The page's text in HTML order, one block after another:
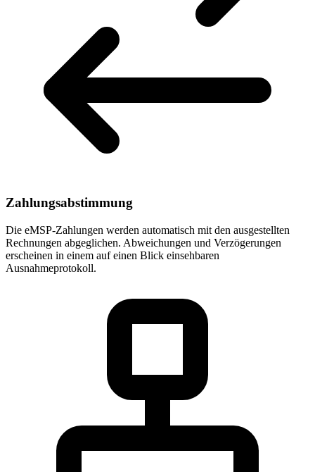
Zahlungsabstimmung
Die eMSP-Zahlungen werden automatisch mit den ausgestellten
Rechnungen abgeglichen. Abweichungen und Verzögerungen
erscheinen in einem auf einen Blick einsehbaren
Ausnahmeprotokoll.